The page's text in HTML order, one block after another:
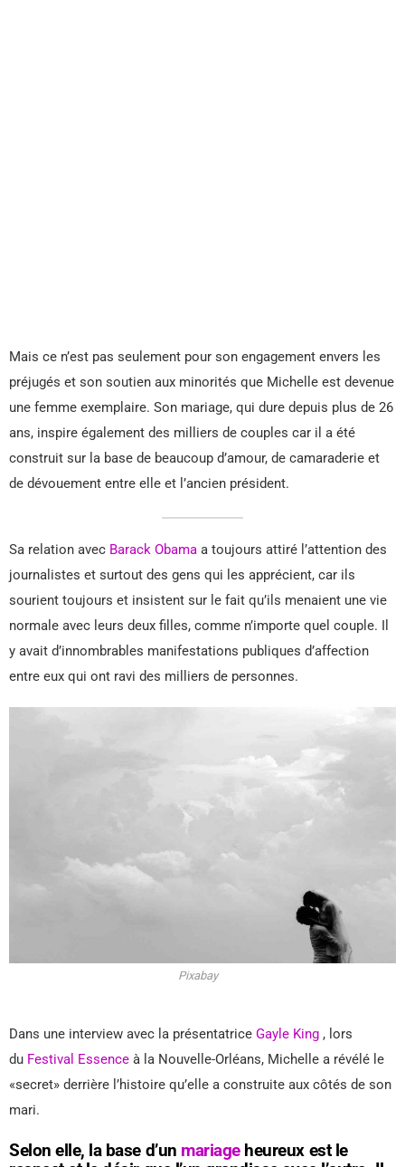
Mais ce n’est pas seulement pour son engagement envers les
préjugés et son soutien aux minorités que Michelle est devenue
une femme exemplaire. Son mariage, qui dure depuis plus de 26
ans, inspire également des milliers de couples car il a été
construit sur la base de beaucoup d’amour, de camaraderie et
de dévouement entre elle et l’ancien président.
Sa relation avec Barack Obama a toujours attiré l’attention des
journalistes et surtout des gens qui les apprécient, car ils
sourient toujours et insistent sur le fait qu’ils menaient une vie
normale avec leurs deux filles, comme n’importe quel couple. Il
y avait d’innombrables manifestations publiques d’affection
entre eux qui ont ravi des milliers de personnes.
Pixabay
Dans une interview avec la présentatrice Gayle King , lors
du Festival Essence à la Nouvelle-Orléans, Michelle a révélé le
«secret» derrière l’histoire qu’elle a construite aux côtés de son
mari.
Selon elle, la base d’un mariageheureux est le